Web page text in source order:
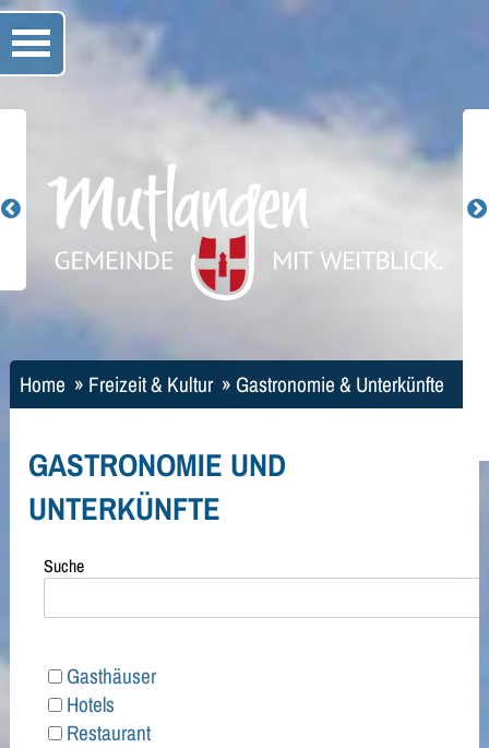
Home » Freizeit & Kultur» Gastronomie & Unterkünfte
GASTRONOMIE UND
UNTERKÜNFTE
Suche
Gasthäuser
Hotels
Restaurant